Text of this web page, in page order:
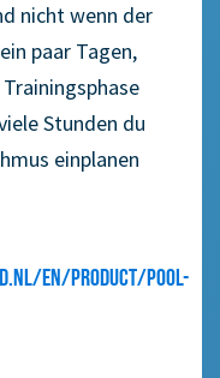
nicht wenn der
paar Tagen,
Stunden du
einplanen
en/product/pool-